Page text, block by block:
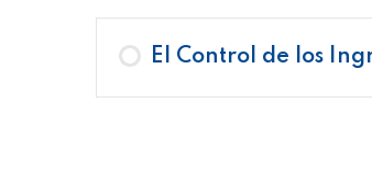
El Control de los